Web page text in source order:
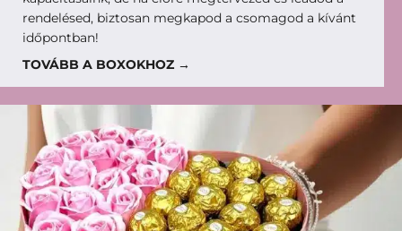
rendelésed, biztosan megkapod a csomagod a kívánt
időpontban!
TOVÁBB A BOXOKHOZ →